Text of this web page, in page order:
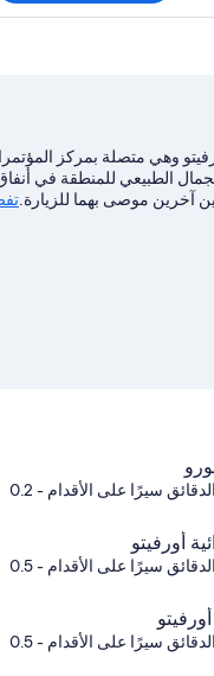
وهي متصلة بمركز
الطبيعي للمنطقة في
- 0.2
أورفيتو‬
- 0.5
أورفيتو
- 0.5